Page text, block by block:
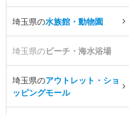
埼玉県の水族館・動物園
埼玉県のビーチ・海水浴場
埼玉県のアウトレット・ショ
ッピングモール